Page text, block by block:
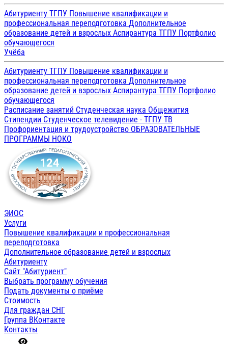
Абитуриенту ТГПУ Повышение квалификации и
профессиональная переподготовка Дополнительное
образование детей и взрослых Аспирантура ТГПУ Портфолио
обучающегося
Учёба
Абитуриенту ТГПУ Повышение квалификации и
профессиональная переподготовка Дополнительное
образование детей и взрослых Аспирантура ТГПУ Портфолио
обучающегося
Расписание занятий Студенческая наука Общежития
Стипендии Студенческое телевидение - ТГПУ ТВ
Профориентация и трудоустройство ОБРАЗОВАТЕЛЬНЫЕ
ПРОГРАММЫ НОКО
ЭИОС
Услуги
Повышение квалификации и профессиональная
переподготовка
Дополнительное образование детей и взрослых
Абитуриенту
Сайт "Абитуриент"
Выбрать программу обучения
Подать документы о приёме
Стоимость
Для граждан СНГ
Группа ВКонтакте
Контакты